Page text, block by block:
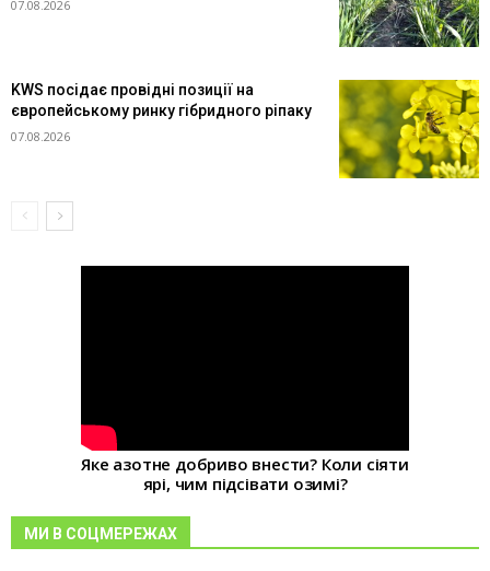
07.08.2026
KWS посідає провідні позиції на
європейському ринку гібридного ріпаку
07.08.2026
Яке азотне добриво внести? Коли сіяти
ярі, чим підсівати озимі?
МИ В СОЦМЕРЕЖАХ